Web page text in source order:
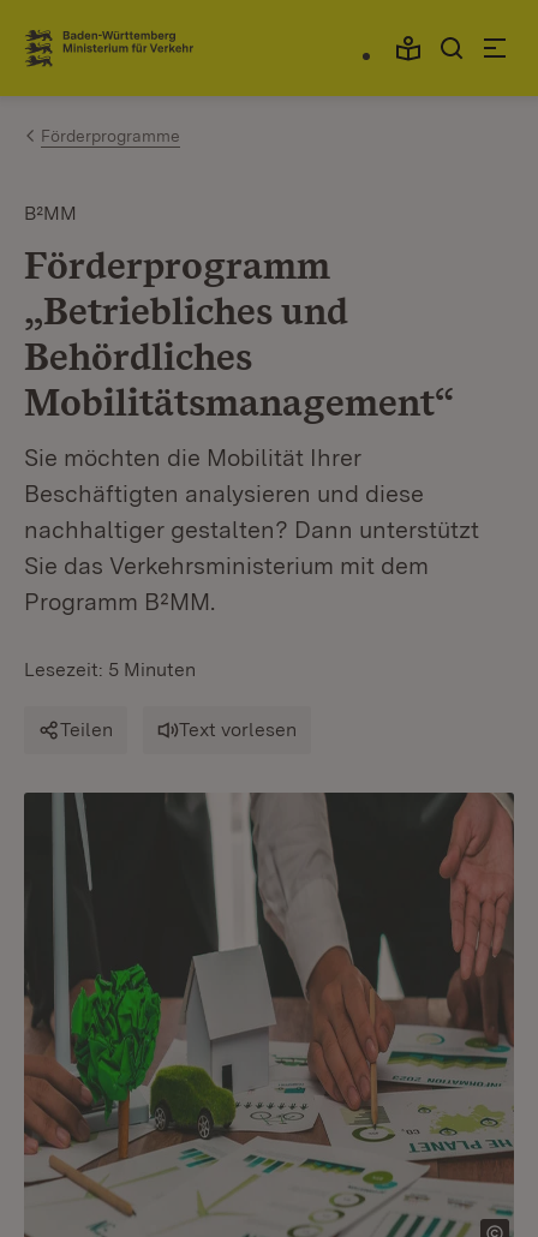
Zum Inhalt springen
Link zur Startseite
Förderprogramme
B²MM
Förderprogramm
„Betriebliches und
Behördliches
Mobilitätsmanagement“
Sie möchten die Mobilität Ihrer
Beschäftigten analysieren und diese
nachhaltiger gestalten? Dann unterstützt
Sie das Verkehrsministerium mit dem
Programm B²MM.
Lesezeit: 5 Minuten
Teilen Text vorlesen